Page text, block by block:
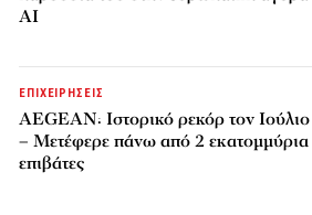
AI
ΕΠΙΧΕΙΡΗΣΕΙΣ
AEGEAN: Ιστορικό ρεκόρ τον Ιούλιο
– Μετέφερε πάνω από 2 εκατομμύρια
επιβάτες